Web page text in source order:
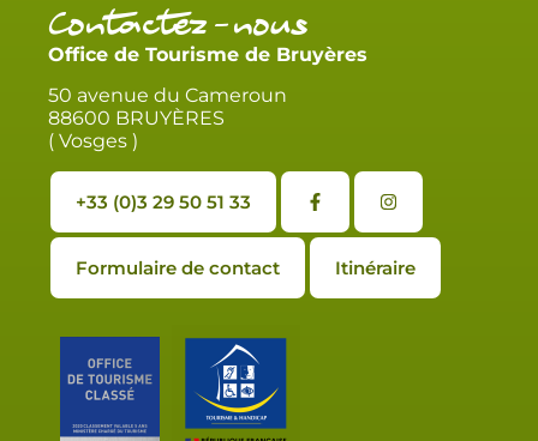
Contactez-nous
Office de Tourisme de Bruyères
50 avenue du Cameroun
88600 BRUYÈRES
( Vosges )
+33 (0)3 29 50 51 33
Formulaire de contact Itinéraire